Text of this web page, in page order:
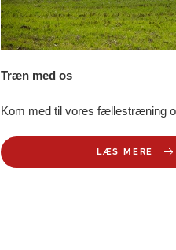
Træn med os
Kom med til vores fællestræning
LÆS MERE